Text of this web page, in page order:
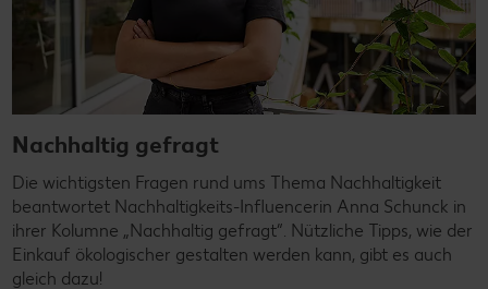
Nachhaltig gefragt
Die wichtigsten Fragen rund ums Thema Nachhaltigkeit
beantwortet Nachhaltigkeits-Influencerin Anna Schunck in
ihrer Kolumne „Nachhaltig gefragt“. Nützliche Tipps, wie der
Einkauf ökologischer gestalten werden kann, gibt es auch
gleich dazu!